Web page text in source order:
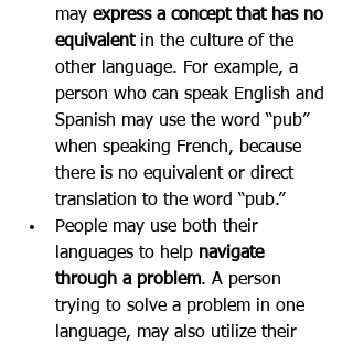
may express a concept that has no
equivalent in the culture of the
other language. For example, a
person who can speak English and
Spanish may use the word “pub”
when speaking French, because
there is no equivalent or direct
translation to the word “pub.”
People may use both their
languages to help navigate
through a problem. A person
trying to solve a problem in one
language, may also utilize their